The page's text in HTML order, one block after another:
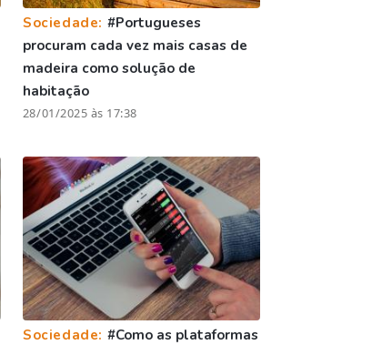
Sociedade: #Portugueses
procuram cada vez mais casas de
madeira como solução de
habitação
28/01/2025 às 17:38
Sociedade: #Como as plataformas